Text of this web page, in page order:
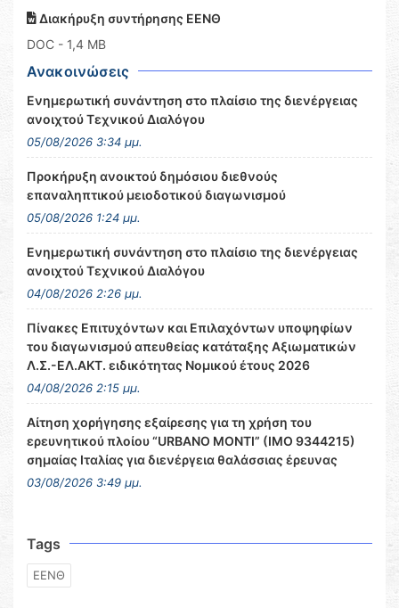
Διακήρυξη συντήρησης ΕΕΝΘ
DOC - 1,4 MB
Ανακοινώσεις
Ενημερωτική συνάντηση στο πλαίσιο της διενέργειας
ανοιχτού Τεχνικού Διαλόγου
05/08/2026 3:34 μμ.
Προκήρυξη ανοικτού δημόσιου διεθνούς
επαναληπτικού μειοδοτικού διαγωνισμού
05/08/2026 1:24 μμ.
Ενημερωτική συνάντηση στο πλαίσιο της διενέργειας
ανοιχτού Τεχνικού Διαλόγου
04/08/2026 2:26 μμ.
Πίνακες Επιτυχόντων και Επιλαχόντων υποψηφίων
του διαγωνισμού απευθείας κατάταξης Αξιωματικών
Λ.Σ.-ΕΛ.ΑΚΤ. ειδικότητας Νομικού έτους 2026
04/08/2026 2:15 μμ.
Αίτηση χορήγησης εξαίρεσης για τη χρήση του
ερευνητικού πλοίου “URBANO MONTI” (IMO 9344215)
σημαίας Ιταλίας για διενέργεια θαλάσσιας έρευνας
03/08/2026 3:49 μμ.
Tags
ΕΕΝΘ